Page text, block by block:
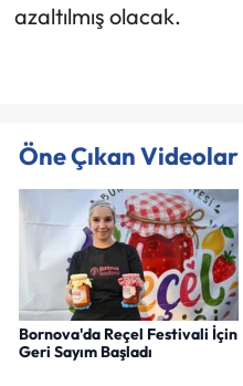
azaltılmış olacak.
Öne Çıkan Videolar
Bornova'da Reçel Festivali İçin
Geri Sayım Başladı